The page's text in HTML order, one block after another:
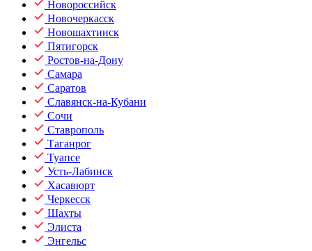
Новороссийск
Новочеркасск
Новошахтинск
Пятигорск
Ростов-на-Дону
Самара
Саратов
Славянск-на-Кубани
Сочи
Ставрополь
Таганрог
Туапсе
Усть-Лабинск
Хасавюрт
Черкесск
Шахты
Элиста
Энгельс